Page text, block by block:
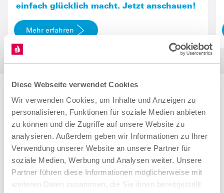
Diese Webseite verwendet Cookies
Wir verwenden Cookies, um Inhalte und Anzeigen zu
personalisieren, Funktionen für soziale Medien anbieten
zu können und die Zugriffe auf unsere Website zu
analysieren. Außerdem geben wir Informationen zu Ihrer
Verwendung unserer Website an unsere Partner für
soziale Medien, Werbung und Analysen weiter. Unsere
Partner führen diese Informationen möglicherweise mit
weiteren Daten zusammen, die Sie ihnen bereitgestellt
einfach glücklich macht. Jetzt anschauen!
Mehr erfahren
Du teilst deine Leidenschaft für das
Handwerk mit deinen Follower/-innen
auf Social Media?
Dann bewirb dich jetzt als Influencer/-in oder Creator/-in
für die Handwerkskampagne und hilf uns dabei, noch